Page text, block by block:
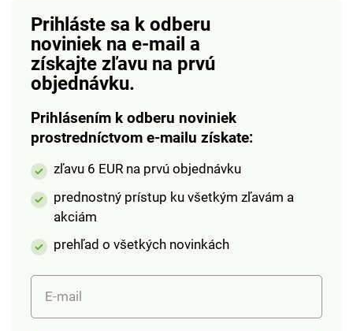
Prihláste sa k odberu
noviniek na e-mail a
získajte zľavu na prvú
objednávku.
Prihlásením k odberu noviniek
prostredníctvom e-mailu získate:
zľavu 6 EUR na prvú objednávku
prednostný prístup ku všetkým zľavám a
akciám
prehľad o všetkých novinkách
E-mail